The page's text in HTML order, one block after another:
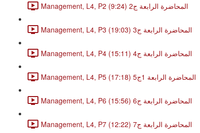
Management, L4, P2 المحاضرة الرابعة ج2 (9:24)
Management, L4, P3 المحاضرة الرابعة ج3 (19:03)
Management, L4, P4 المحاضرة الرابعة ج4 (15:11)
Management, L4, P5 المحاضرة الرابعة 1ج5 (17:18)
Management, L4, P6 المحاضرة الرابعة ج6 (15:56)
Management, L4, P7 المحاضرة الرابعة ج7 (12:22)